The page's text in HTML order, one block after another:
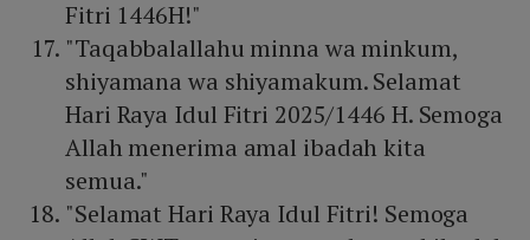
Fitri 1446H!"
"Taqabbalallahu minna wa minkum,
shiyamana wa shiyamakum. Selamat
Hari Raya Idul Fitri 2025/1446 H. Semoga
Allah menerima amal ibadah kita
semua."
"Selamat Hari Raya Idul Fitri! Semoga